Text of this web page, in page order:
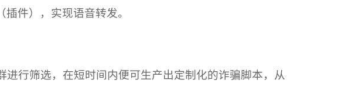
件），实现语音转发。
行筛选，在短时间内便可生产出定制化的诈骗脚本，从